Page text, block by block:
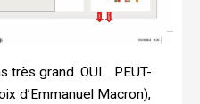
très grand. OUI… PEUT-
d’Emmanuel Macron),